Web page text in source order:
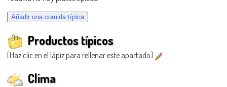
Productos típicos
[Haz clic en el lápiz para rellenar este apartado]
Clima